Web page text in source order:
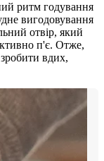
ритм годування
вигодовування
отвір, який
п'є. Отже,
вдих,